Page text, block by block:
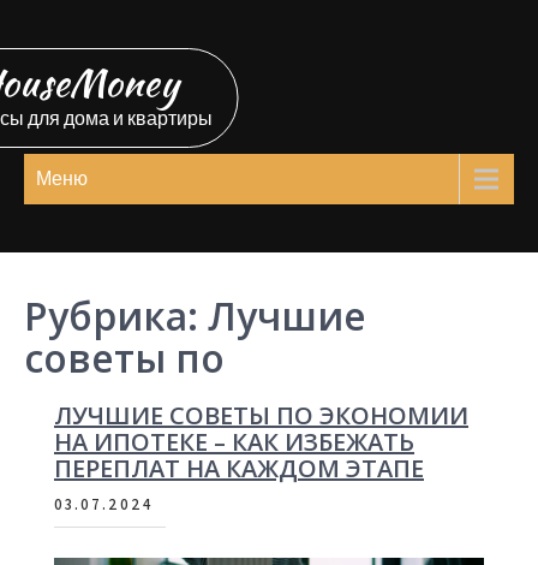
к
содержимому
для дома и квартиры
Меню
Рубрика: Лучшие
советы по
ЛУЧШИЕ СОВЕТЫ ПО ЭКОНОМИИ
НА ИПОТЕКЕ – КАК ИЗБЕЖАТЬ
ПЕРЕПЛАТ НА КАЖДОМ ЭТАПЕ
03.07.2024